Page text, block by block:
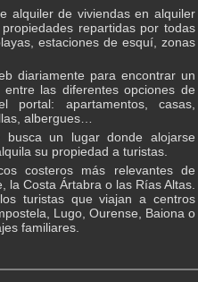
o vistas unad espectaculares desde
de Gundián. Un rincón único
tradición, naturaleza y aventura se
alquiler de viviendas en alquiler
repartidas por todas
estaciones de esquí, zonas
diariamente para encontrar un
las diferentes opciones de
apartamentos, casas,
albergues…
busca un lugar donde alojarse
su propiedad a turistas.
costeros más relevantes de
la Costa Ártabra o las Rías Altas.
turistas que viajan a centros
Lugo, Ourense, Baiona o
familiares.